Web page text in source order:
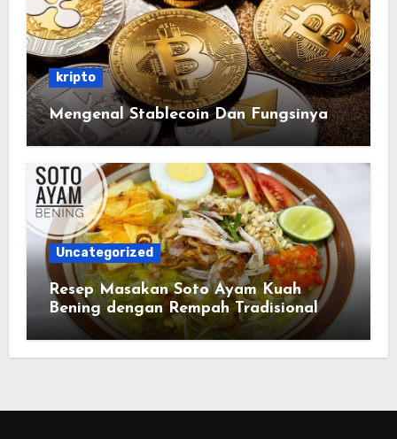
kripto
Mengenal Stablecoin Dan Fungsinya
Uncategorized
Resep Masakan Soto Ayam Kuah
Bening dengan Rempah Tradisional
Indonesia